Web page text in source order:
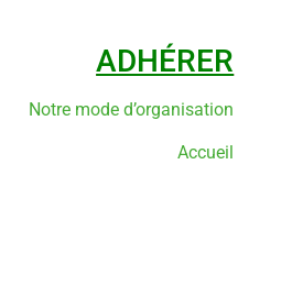
ADHÉRER
Notre mode d’organisation
Accueil